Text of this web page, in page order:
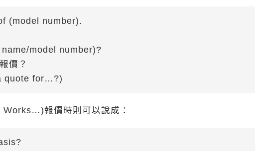
(model number).
model number)?
價？
quote for…?)
報價時則可以說成：